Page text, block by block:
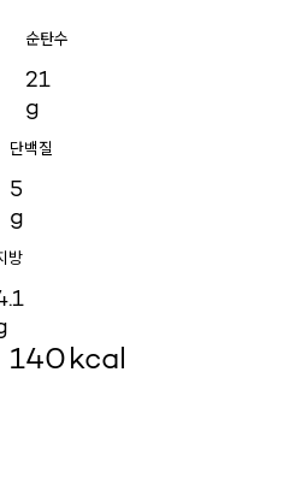
순탄수
21
g
단백질
5
g
방
140kcal